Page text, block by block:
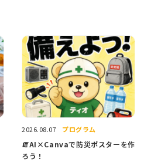
2026.08.07 プログラム
🧯AI×Canvaで防災ポスターを作
ろう！